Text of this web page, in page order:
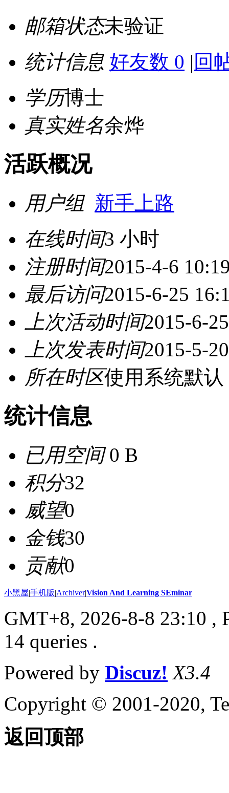
邮箱状态未验证
统计信息 好友数 0 | 回
学历博士
真实姓名余烨
活跃概况
用户组 新手上路
在线时间3 小时
注册时间2015-4-6
最后访问2015-6-25
上次活动时间2015-6-
上次发表时间2015-5-
所在时区使用系统默认
统计信息
已用空间0 B
积分32
威望0
金钱30
贡献0
小黑屋|手机版|Archiver|Vision And Learning SEminar
GMT+8, 2026-8-8 23:10 ,
14 queries .
Powered by Discuz! X3.4
Copyright © 2001-2020,
返回顶部